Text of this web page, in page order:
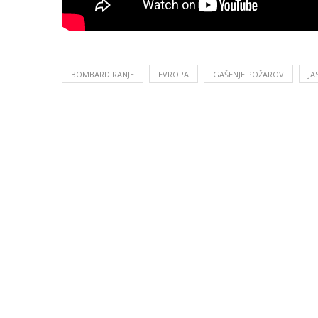
BOMBARDIRANJE EVROPA GAŠENJE POŽAROV